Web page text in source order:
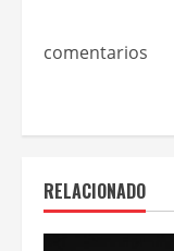
comentarios
RELACIONADO